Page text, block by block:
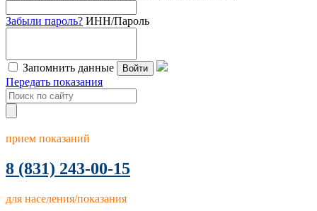
Забыли пароль? ИНН/Пароль
Запомнить данные Войти
Передать показания
прием показаний
8 (831) 243-00-15
для населения/показания